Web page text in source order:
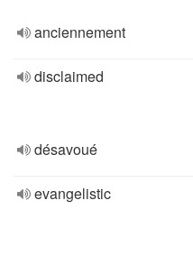
anciennement
disclaimed
désavoué
evangelistic